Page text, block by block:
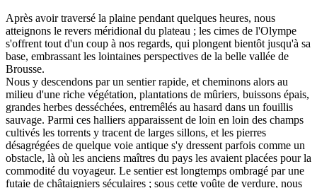
Après avoir traversé la plaine pendant quelques heures, nous
atteignons le revers méridional du plateau ; les cimes de l'Olympe
s'offrent tout d'un coup à nos regards, qui plongent bientôt jusqu'à sa
base, embrassant les lointaines perspectives de la belle vallée de
Brousse.
Nous y descendons par un sentier rapide, et cheminons alors au
milieu d'une riche végétation, plantations de mûriers, buissons épais,
grandes herbes desséchées, entremêlés au hasard dans un fouillis
sauvage. Parmi ces halliers apparaissent de loin en loin des champs
cultivés les torrents y tracent de larges sillons, et les pierres
désagrégées de quelque voie antique s'y dressent parfois comme un
obstacle, là où les anciens maîtres du pays les avaient placées pour la
commodité du voyageur. Le sentier est longtemps ombragé par une
futaie de châtaigniers séculaires ; sous cette voûte de verdure, nous